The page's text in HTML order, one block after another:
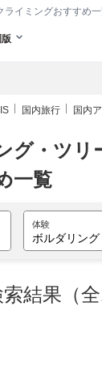
ライミングおすすめ
国内旅行 国内
グ・ツリ
一覧
結果（全